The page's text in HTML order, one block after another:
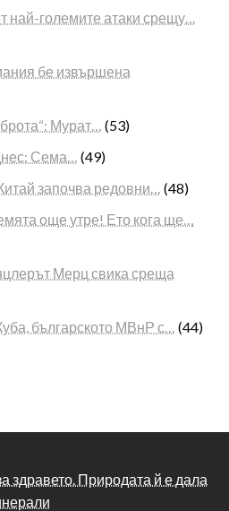
най-големите атаки срещу…
бе извършена
Мурат… (53)
Сема… (49)
започва редовни… (48)
още утре! Ето кога ще…
Мерц свика среща
българското МВнР с… (44)
здравето. Природата й е дала